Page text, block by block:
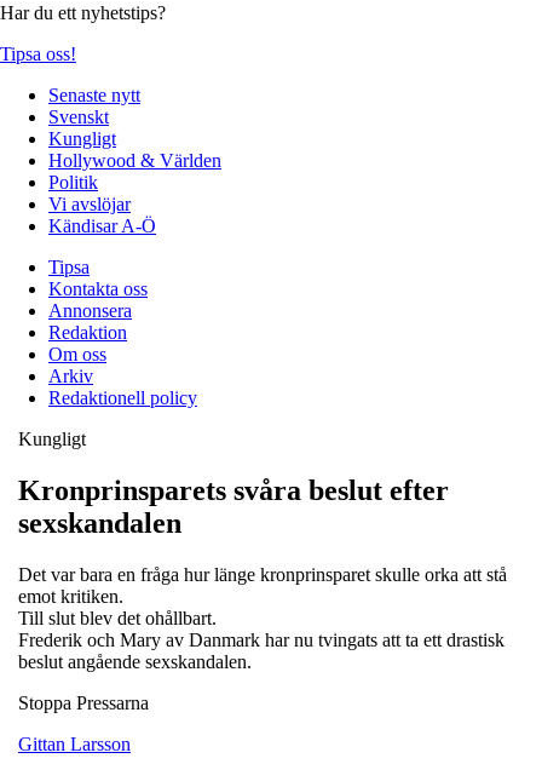
Har du ett nyhetstips?
Tipsa oss!
Senaste nytt
Svenskt
Kungligt
Hollywood & Världen
Politik
Vi avslöjar
Kändisar A-Ö
Tipsa
Kontakta oss
Annonsera
Redaktion
Om oss
Arkiv
Redaktionell policy
Kungligt
Kronprinsparets svåra beslut efter
sexskandalen
Det var bara en fråga hur länge kronprinsparet skulle orka att stå
emot kritiken.
Till slut blev det ohållbart.
Frederik och Mary av Danmark har nu tvingats att ta ett drastisk
beslut angående sexskandalen.
Stoppa Pressarna
Gittan Larsson